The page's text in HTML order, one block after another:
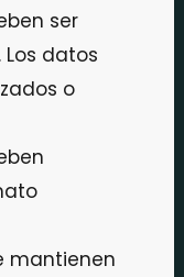
ser
datos
o
mantienen